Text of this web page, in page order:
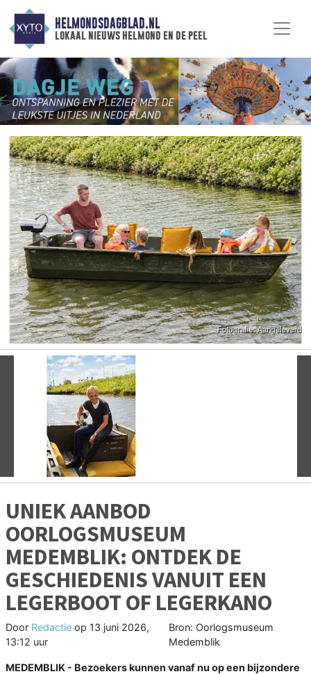
HELMONDSDAGBLAD.NL
lokaal nieuws helmond en de peel
UNIEK AANBOD
OORLOGSMUSEUM
MEDEMBLIK: ONTDEK DE
GESCHIEDENIS VANUIT EEN
LEGERBOOT OF LEGERKANO
Door Redactie op 13 juni 2026,
13:12 uur
Bron: Oorlogsmuseum
Medemblik
MEDEMBLIK - Bezoekers kunnen vanaf nu op een bijzondere